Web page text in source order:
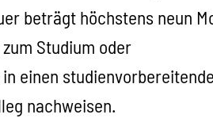
beträgt höchstens neun
zum Studium oder
einen
nachweisen.